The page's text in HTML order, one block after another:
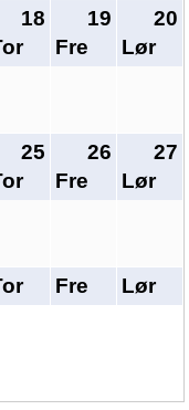
18
19
Fre
20
Lør
25
26
Fre
27
Lør
Fre Lør